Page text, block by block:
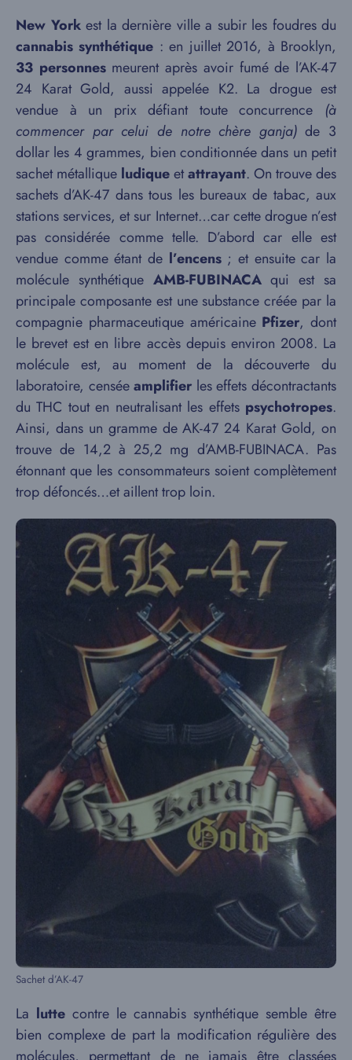
New Yorkest la dernière ville a subir les foudres du
cannabis synthétique : en juillet 2016, à Brooklyn,
33 personnesmeurent après avoir fumé de l’AK-47
24 Karat Gold, aussi appelée K2. La drogue est
vendue à un prix défiant toute concurrence (à
commencer par celui de notre chère ganja)de 3
dollar les 4 grammes, bien conditionnée dans un petit
sachet métallique ludiqueetattrayant. On trouve des
sachets d’AK-47 dans tous les bureaux de tabac, aux
stations services, et sur Internet…car cette drogue n’est
pas considérée comme telle. D’abord car elle est
vendue comme étant de l’encens; et ensuite car la
molécule synthétique AMB-FUBINACAqui est sa
principale composante est une substance créée par la
compagnie pharmaceutique américaine Pfizer, dont
le brevet est en libre accès depuis environ 2008. La
molécule est, au moment de la découverte du
laboratoire, censéeamplifier les effets décontractants
du THC tout en neutralisant les effets psychotropes.
Ainsi, dans un gramme de AK-47 24 Karat Gold, on
trouve de 14,2 à 25,2 mg d’AMB-FUBINACA. Pas
étonnant que les consommateurs soient complètement
trop défoncés…et aillent trop loin.
Sachet d’AK-47
La lutte contre le cannabis synthétique semble être
bien complexe de part la modification régulière des
molécules, permettant de ne jamais être classées